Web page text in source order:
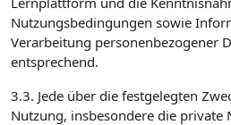
Nutzungsbedingungen sowie
Verarbeitung personenbezogener
entsprechend.
3.3. Jede über die festgelegten
Nutzung, insbesondere die private